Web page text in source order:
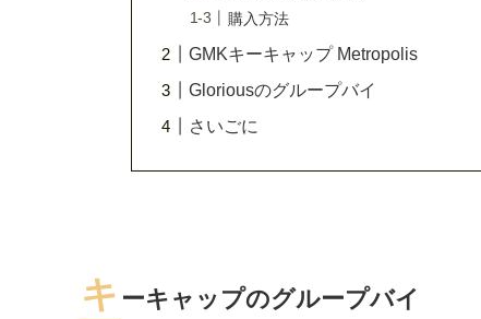
購入方法
GMKキーキャップ Metropolis
Gloriousのグループバイ
さいごに
キ ーキャップのグループバイ